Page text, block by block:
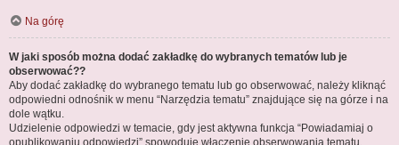
Na górę
W jaki sposób można dodać zakładkę do wybranych tematów lub je
obserwować??
Aby dodać zakładkę do wybranego tematu lub go obserwować, należy kliknąć
odpowiedni odnośnik w menu “Narzędzia tematu” znajdujące się na górze i na
dole wątku.
Udzielenie odpowiedzi w temacie, gdy jest aktywna funkcja “Powiadamiaj o
opublikowaniu odpowiedzi” spowoduje włączenie obserwowania tematu.